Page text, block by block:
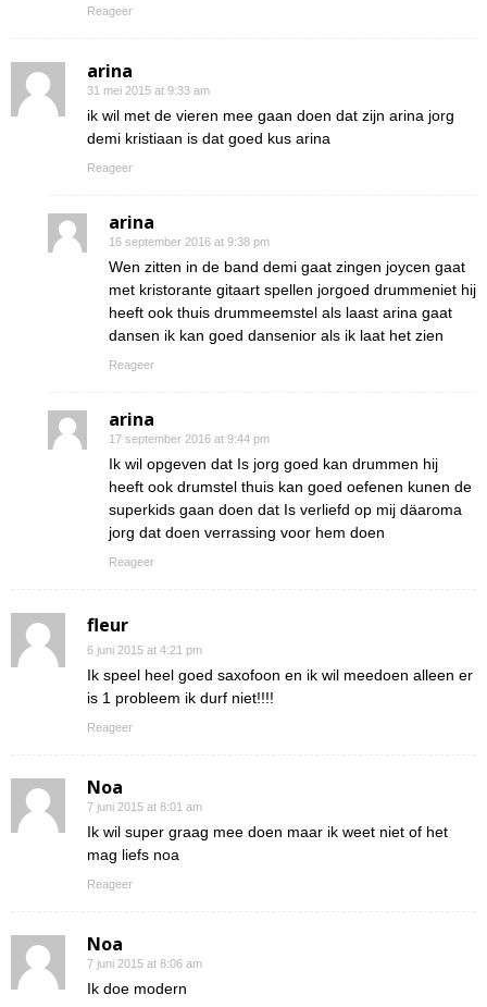
Reageer
arina
31 mei 2015 at 9:33 am
ik wil met de vieren mee gaan doen dat zijn arina jorg
demi kristiaan is dat goed kus arina
Reageer
arina
16 september 2016 at 9:38 pm
Wen zitten in de band demi gaat zingen joycen gaat
met kristorante gitaart spellen jorgoed drummeniet hij
heeft ook thuis drummeemstel als laast arina gaat
dansen ik kan goed dansenior als ik laat het zien
Reageer
arina
17 september 2016 at 9:44 pm
Ik wil opgeven dat Is jorg goed kan drummen hij
heeft ook drumstel thuis kan goed oefenen kunen de
superkids gaan doen dat Is verliefd op mij däaroma
jorg dat doen verrassing voor hem doen
Reageer
fleur
6 juni 2015 at 4:21 pm
Ik speel heel goed saxofoon en ik wil meedoen alleen er
is 1 probleem ik durf niet!!!!
Reageer
Noa
7 juni 2015 at 8:01 am
Ik wil super graag mee doen maar ik weet niet of het
mag liefs noa
Reageer
Noa
7 juni 2015 at 8:06 am
Ik doe modern